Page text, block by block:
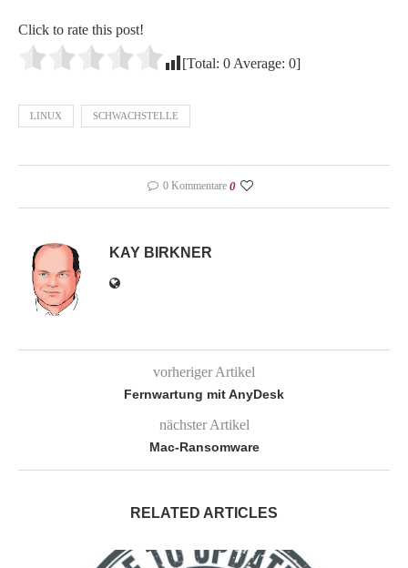
Click to rate this post!
[Total: 0 Average: 0]
LINUX SCHWACHSTELLE
0 Kommentare 0
KAY BIRKNER
vorheriger Artikel
Fernwartung mit AnyDesk
nächster Artikel
Mac-Ransomware
RELATED ARTICLES